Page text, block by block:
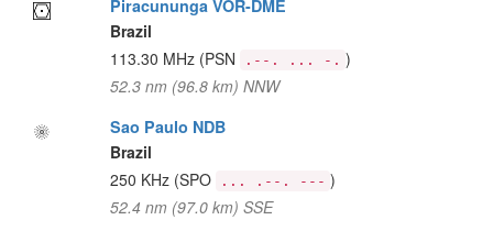
Piracununga VOR-DME
Brazil
113.30 MHz (PSN .--. ... -. )
52.3 nm (96.8 km) NNW
Sao Paulo NDB
Brazil
250 KHz (SPO ... .--. --- )
52.4 nm (97.0 km) SSE